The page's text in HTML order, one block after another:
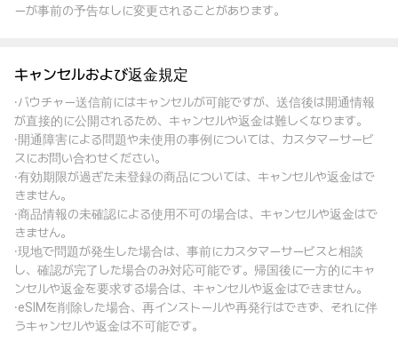
ーが事前の予告なしに変更されることがあります。
キャンセルおよび返金規定
·バウチャー送信前にはキャンセルが可能ですが、送信後は開通情報
が直接的に公開されるため、キャンセルや返金は難しくなります。
·開通障害による問題や未使用の事例については、カスタマーサービ
スにお問い合わせください。
·有効期限が過ぎた未登録の商品については、キャンセルや返金はで
きません。
·商品情報の未確認による使用不可の場合は、キャンセルや返金はで
きません。
·現地で問題が発生した場合は、事前にカスタマーサービスと相談
し、確認が完了した場合のみ対応可能です。帰国後に一方的にキャ
ンセルや返金を要求する場合は、キャンセルや返金はできません。
·eSIMを削除した場合、再インストールや再発行はできず、それに伴
うキャンセルや返金は不可能です。